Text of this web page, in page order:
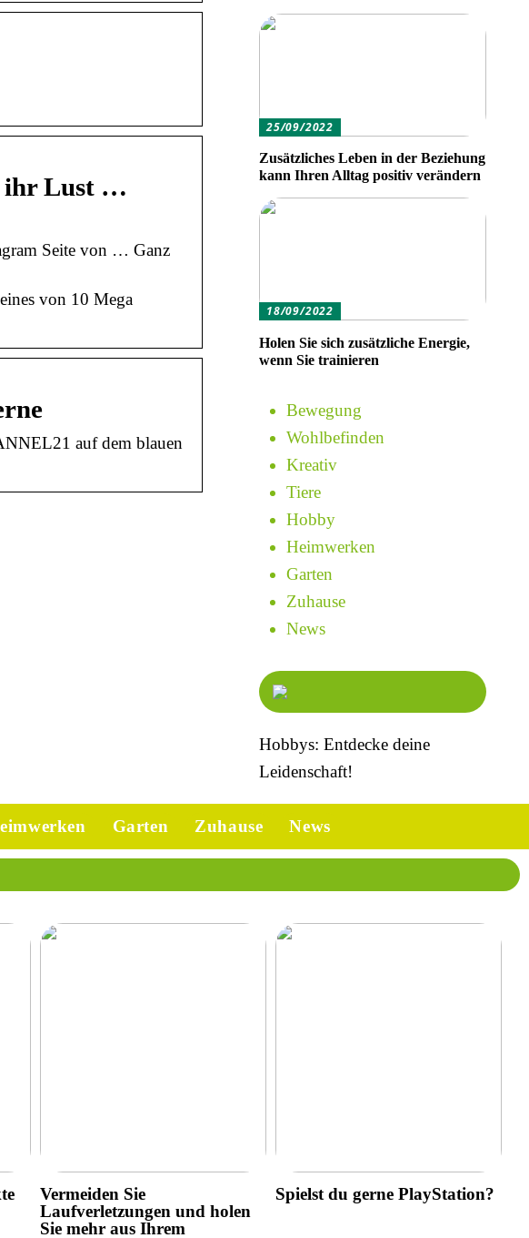
ihr Lust …
Seite von … Ganz
von 10 Mega
auf dem blauen
25/09/2022
Zusätzliches Leben in der Beziehung
kann Ihren Alltag positiv verändern
18/09/2022
Holen Sie sich zusätzliche Energie,
wenn Sie trainieren
Bewegung
Wohlbefinden
Kreativ
Tiere
Hobby
Heimwerken
Garten
Zuhause
News
Hobbys: Entdecke deine
Leidenschaft!
Garten Zuhause News
Vermeiden Sie
Laufverletzungen und holen
Sie mehr aus Ihrem
Spielst du gerne PlayStation?